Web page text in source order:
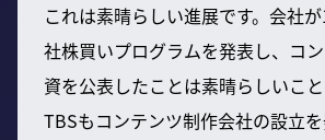
これは素晴らしい進展です。会社
社株買いプログラムを発表し、コ
資を公表したことは素晴らしいこ
TBSもコンテンツ制作会社の設立を